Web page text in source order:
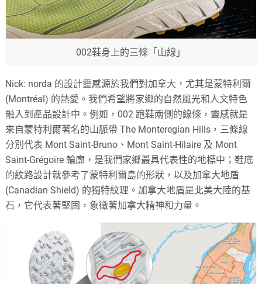
002鞋身上的三條「山線」
Nick: norda 的設計靈感源於我們對加拿大，尤其是蒙特利爾
(Montréal) 的熱愛。我們希望將家鄉的自然風光和人文特色
融入到產品設計中。例如，002 跑鞋兩側的線條，靈感就是
來自蒙特利爾著名的山脈帶 The Monteregian Hills，三條線
分別代表 Mont Saint-Bruno、Mont Saint-Hilaire 及 Mont
Saint-Grégoire 輪廓，是我們家鄉最具代表性的地標中；鞋底
的紋路設計就參考了蒙特利爾島的形狀，以及加拿大地盾
(Canadian Shield) 的獨特紋理。加拿大地盾是北美大陸的基
石，它代表著堅固，象徵著加拿大精神和力量。